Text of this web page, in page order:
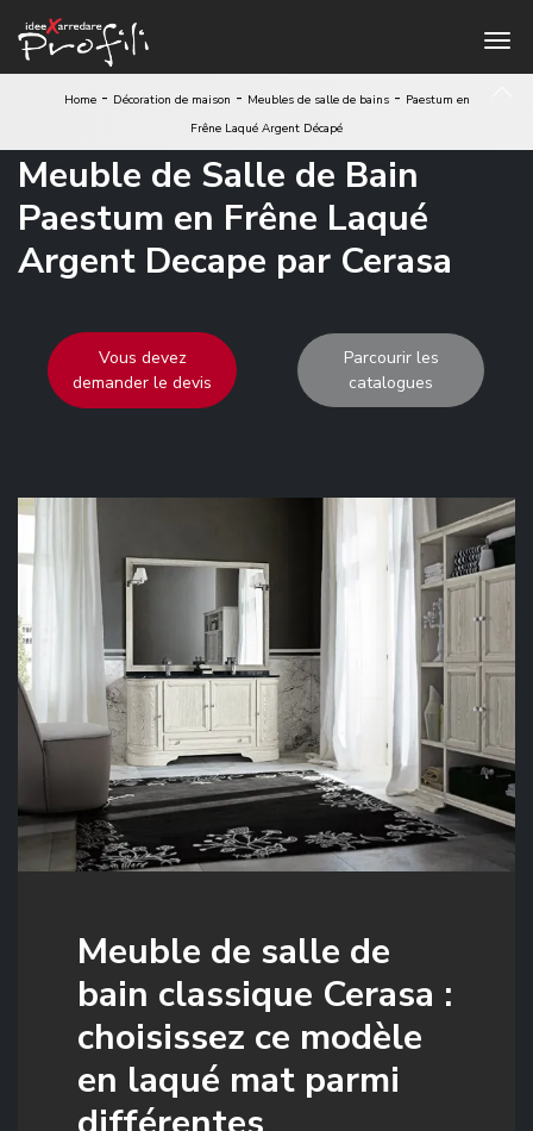
Home- Décoration de maison - Meubles de salle de bains - Paestum en
Frêne Laqué Argent Décapé
Meuble de Salle de Bain
Paestum en Frêne Laqué
Argent Decape par Cerasa
Vous devez
demander le devis
Parcourir les
catalogues
Meuble de salle de
bain classique Cerasa :
choisissez ce modèle
en laqué mat parmi